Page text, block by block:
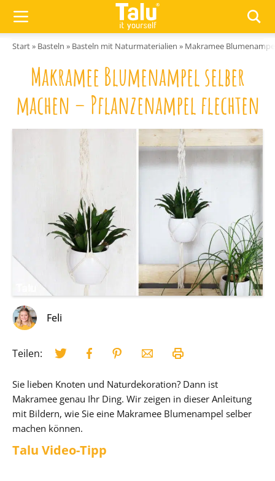
Start» Basteln » Basteln mit Naturmaterialien » Makramee
Makramee Blumenampel selber
machen – Pflanzenampel flechten
Feli
Teilen:
Sie lieben Knoten und Naturdekoration? Dann ist
Makramee genau Ihr Ding. Wir zeigen in dieser Anleitung
mit Bildern, wie Sie eine Makramee Blumenampel selber
machen können.
Talu Video-Tipp